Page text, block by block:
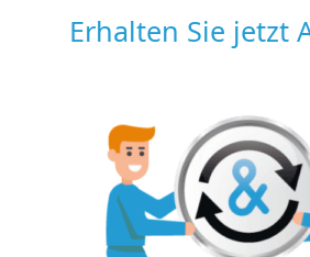
Erhalten Sie jetzt